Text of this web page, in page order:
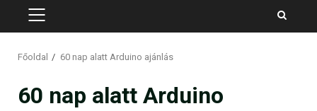
PRIMARY
Főoldal 60 nap alatt Arduino ajánlás
60 nap alatt Arduino